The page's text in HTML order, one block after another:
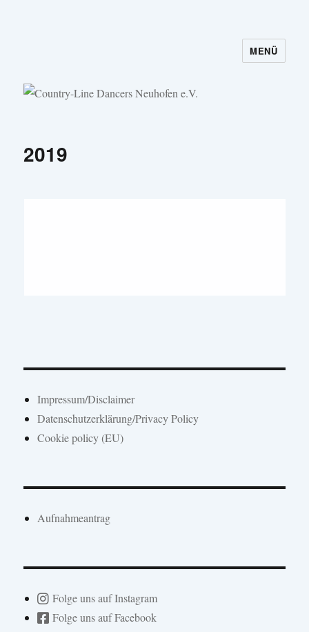
Country-Line Dancers Neuhofen e.V.
MENÜ
2019
Impressum/Disclaimer
Datenschutzerklärung/Privacy Policy
Cookie policy (EU)
Aufnahmeantrag
Folge uns auf Instagram
Folge uns auf Facebook